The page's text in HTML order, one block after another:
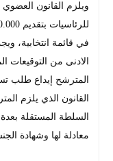
ويلزم القانون العضوي
المترشح إيداع طلب
القانون الذي يلزم
السلطة المستقلة
معادلة لها وشهادة